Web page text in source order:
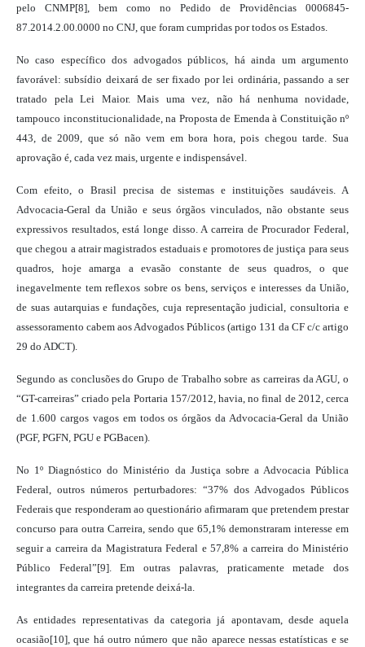
pelo CNMP[8], bem como no Pedido de Providências 0006845-
87.2014.2.00.0000 no CNJ, que foram cumpridas por todos os Estados.
No caso específico dos advogados públicos, há ainda um argumento
favorável: subsídio deixará de ser fixado por lei ordinária, passando a ser
tratado pela Lei Maior. Mais uma vez, não há nenhuma novidade,
tampouco inconstitucionalidade, na Proposta de Emenda à Constituição nº
443, de 2009, que só não vem em bora hora, pois chegou tarde. Sua
aprovação é, cada vez mais, urgente e indispensável.
Com efeito, o Brasil precisa de sistemas e instituições saudáveis. A
Advocacia-Geral da União e seus órgãos vinculados, não obstante seus
expressivos resultados, está longe disso. A carreira de Procurador Federal,
que chegou a atrair magistrados estaduais e promotores de justiça para seus
quadros, hoje amarga a evasão constante de seus quadros, o que
inegavelmente tem reflexos sobre os bens, serviços e interesses da União,
de suas autarquias e fundações, cuja representação judicial, consultoria e
assessoramento cabem aos Advogados Públicos (artigo 131 da CF c/c artigo
29 do ADCT).
Segundo as conclusões do Grupo de Trabalho sobre as carreiras da AGU, o
“GT-carreiras” criado pela Portaria 157/2012, havia, no final de 2012, cerca
de 1.600 cargos vagos em todos os órgãos da Advocacia-Geral da União
(PGF, PGFN, PGU e PGBacen).
No 1º Diagnóstico do Ministério da Justiça sobre a Advocacia Pública
Federal, outros números perturbadores: “37% dos Advogados Públicos
Federais que responderam ao questionário afirmaram que pretendem prestar
concurso para outra Carreira, sendo que 65,1% demonstraram interesse em
seguir a carreira da Magistratura Federal e 57,8% a carreira do Ministério
Público Federal”[9]. Em outras palavras, praticamente metade dos
integrantes da carreira pretende deixá-la.
As entidades representativas da categoria já apontavam, desde aquela
ocasião[10], que há outro número que não aparece nessas estatísticas e se